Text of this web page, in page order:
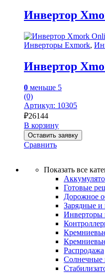
Инвертор
Инверторы Exmork,
Инвертор
0 меньше 5
(0)
Артикул: 10305
₽26144
В корзину
Оставить заявку
Сравнить
Показать все
Готовые
Дорожное
Зарядные и
Распродажа
Солнечные